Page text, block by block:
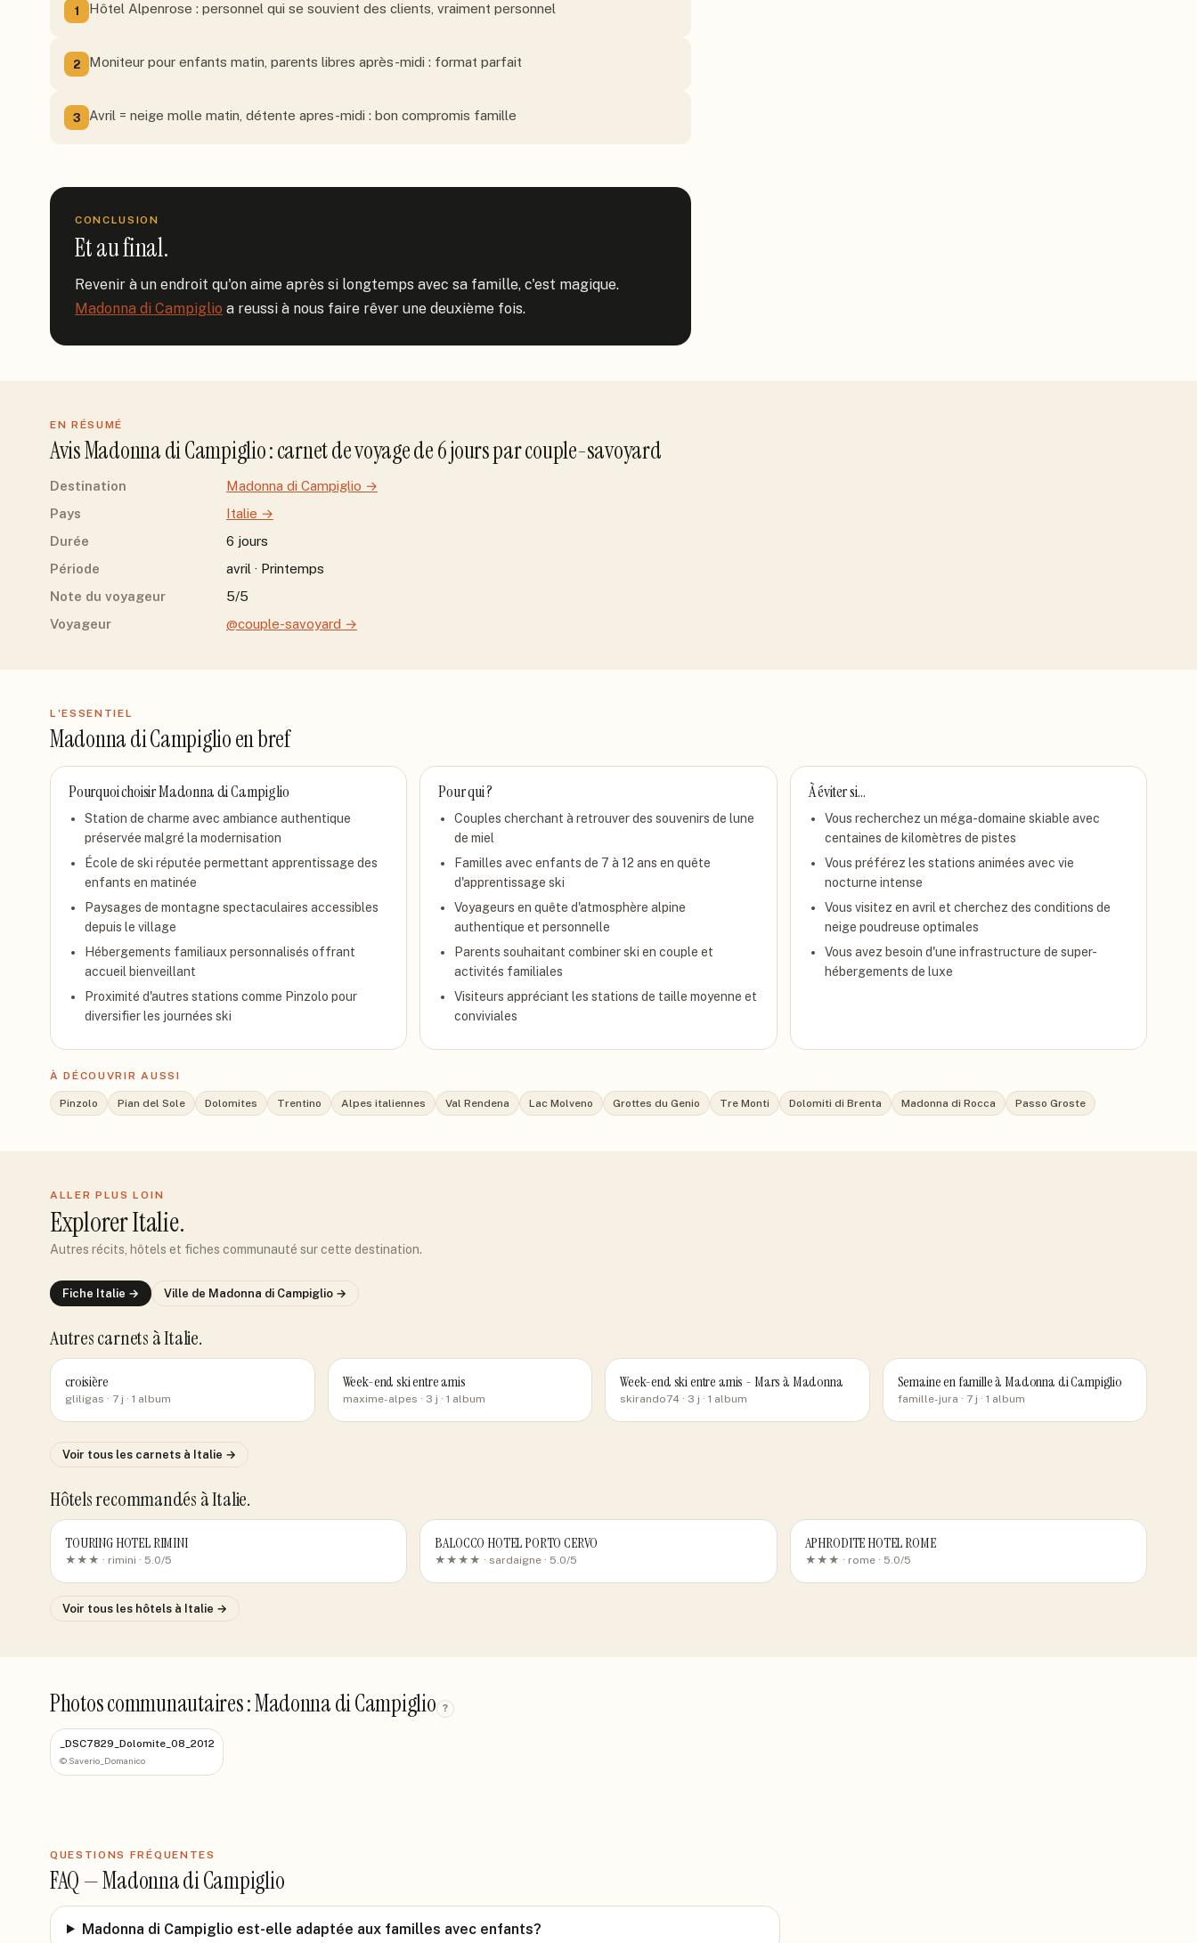
1 Hôtel Alpenrose : personnel qui se souvient des clients, vraiment personnel
2 Moniteur pour enfants matin, parents libres après-midi : format parfait
3 Avril = neige molle matin, détente apres-midi : bon compromis famille
CONCLUSION
Et au final.
Madonna di Campiglio a reussi à nous faire rêver une deuxième fois.
EN RÉSUMÉ
AvisMadonna di Campiglio: carnet de voyage de6joursparcouple-savoyard
Destination Madonna di Campiglio →
Pays
Italie →
Durée
6 jours
Période
avril · Printemps
Note du voyageur
5/5
Voyageur
@couple-savoyard →
L'ESSENTIEL
Madonna di Campiglioen bref
Pourquoi choisirMadonna di Campiglio
Station de charme avec ambiance authentique
préservée malgré la modernisation
École de ski réputée permettant apprentissage des
enfants en matinée
Paysages de montagne spectaculaires accessibles
depuis le village
Hébergements familiaux personnalisés offrant
accueil bienveillant
Proximité d'autres stations comme Pinzolo pour
diversifier les journées ski
Pour qui ?
Couples cherchant à retrouver des souvenirs de lune
de miel
Familles avec enfants de 7 à 12 ans en quête
d'apprentissage ski
Voyageurs en quête d'atmosphère alpine
authentique et personnelle
Parents souhaitant combiner ski en couple et
activités familiales
Visiteurs appréciant les stations de taille moyenne et
conviviales
À éviter si…
Vous recherchez un méga-domaine skiable avec
centaines de kilomètres de pistes
Vous préférez les stations animées avec vie
nocturne intense
Vous visitez en avril et cherchez des conditions de
neige poudreuse optimales
Vous avez besoin d'une infrastructure de super-
hébergements de luxe
À DÉCOUVRIR AUSSI
Pinzolo Pian del Sole Dolomites Trentino Alpes italiennes Val Rendena Lac Molveno Grottes du Genio Tre Monti Dolomiti di Brenta Madonna di Rocca Passo Groste
ALLER PLUS LOIN
ExplorerItalie.
Autres récits, hôtels et fiches communauté sur cette destination.
Fiche Italie → Ville de Madonna di Campiglio →
Autres carnets à Italie.
croisière
gliligas · 7 j · 1 album
Week-end ski entre amis
maxime-alpes · 3 j · 1 album
Week-end ski entre amis - Mars à Madonna
skirando74 · 3 j · 1 album
Semaine en famille à Madonna di Campiglio
famille-jura · 7 j · 1 album
Voir tous les carnets à Italie →
Hôtels recommandés à Italie.
TOURING HOTEL RIMINI
★★★ · rimini · 5.0/5
BALOCCO HOTEL PORTO CERVO
★★★★ ·sardaigne · 5.0/5
APHRODITE HOTEL ROME
★★★ · rome· 5.0/5
Voir tous les hôtels à Italie →
Photos communautaires : Madonna di Campiglio ?
_DSC7829_Dolomite_08_2012
© Saverio_Domanico
QUESTIONS FRÉQUENTES
FAQ —Madonna di Campiglio
Madonna di Campiglio est-elle adaptée aux familles avec enfants?